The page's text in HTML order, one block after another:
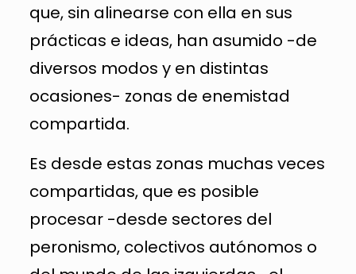
que, sin alinearse con ella en sus
prácticas e ideas, han asumido -de
diversos modos y en distintas
ocasiones- zonas de enemistad
compartida.
Es desde estas zonas muchas veces
compartidas, que es posible
procesar -desde sectores del
peronismo, colectivos autónomos o